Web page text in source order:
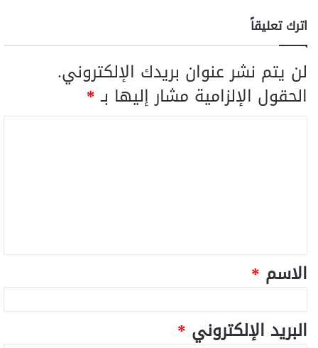
اترك تعليقاً
لن يتم نشر عنوان بريدك الإلكتروني.
الحقول الإلزامية مشار إليها بـ*
الاسم *
البريد الإلكتروني *